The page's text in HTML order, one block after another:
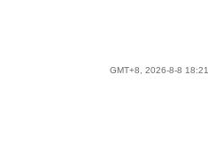
GMT+8, 2026-8-8 18:21